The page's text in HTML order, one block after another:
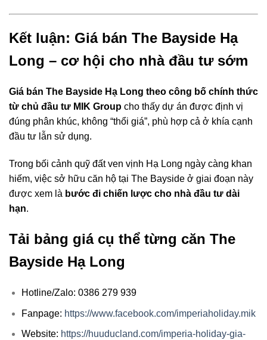
Kết luận: Giá bán The Bayside Hạ
Long – cơ hội cho nhà đầu tư sớm
Giá bán The Bayside Hạ Long theo công bố chính thức
từ chủ đầu tư MIK Group cho thấy dự án được định vị
đúng phân khúc, không “thổi giá”, phù hợp cả ở khía cạnh
đầu tư lẫn sử dụng.
Trong bối cảnh quỹ đất ven vịnh Hạ Long ngày càng khan
hiếm, việc sở hữu căn hộ tại The Bayside ở giai đoạn này
được xem là bước đi chiến lược cho nhà đầu tư dài
hạn.
Tải bảng giá cụ thể từng căn The
Bayside Hạ Long
Hotline/Zalo: 0386 279 939
Fanpage: https://www.facebook.com/imperiaholiday.mik
Website: https://huuducland.com/imperia-holiday-gia-